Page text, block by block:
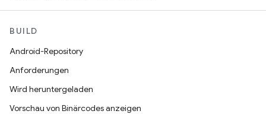
BUILD
Android-Repository
Anforderungen
Wird heruntergeladen
Vorschau von Binärcodes anzeigen